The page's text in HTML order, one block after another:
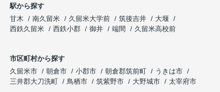
駅から探す
甘木
南久留米 久留米大学前 筑後吉井
大堰
西鉄久留米
西鉄小郡 御井 端間 久留米高校前
市区町村から探す
久留米市
朝倉市 小郡市 朝倉郡筑前町
うきは市
三井郡大刀洗町
鳥栖市 筑紫野市 大野城市
太宰府市